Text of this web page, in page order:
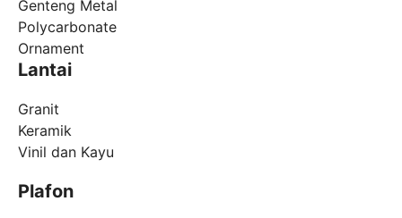
Genteng Metal
Polycarbonate
Ornament
Lantai
Granit
Keramik
Vinil dan Kayu
Plafon